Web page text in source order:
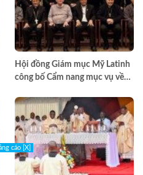
Hội đồng Giám mục Mỹ Latinh
công bố Cẩm nang mục vụ về
cáo [X]